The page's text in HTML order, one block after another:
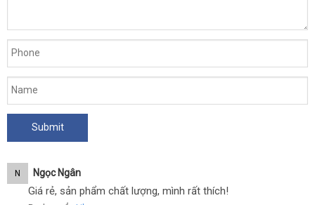
N Ngọc Ngân
Giá rẻ, sản phẩm chất lượng, mình rất thích!